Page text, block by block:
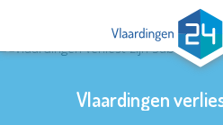
Vlaardingen